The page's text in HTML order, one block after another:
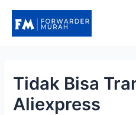
konten
Tidak Bisa
Aliexpress